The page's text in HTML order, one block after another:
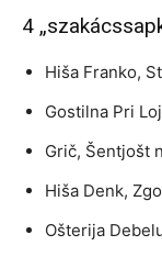
4
Hiša Franko,
Gostilna Pri
Grič, Šentjošt
Hiša Denk,
Ošterija